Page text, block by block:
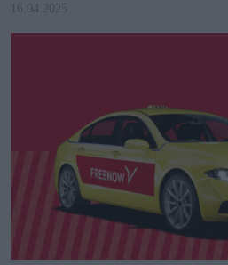
16.04.2025